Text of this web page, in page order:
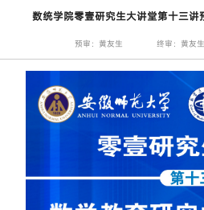
数统学院零壹研究生大讲堂第十三
预审：黄友生 终审：黄友生